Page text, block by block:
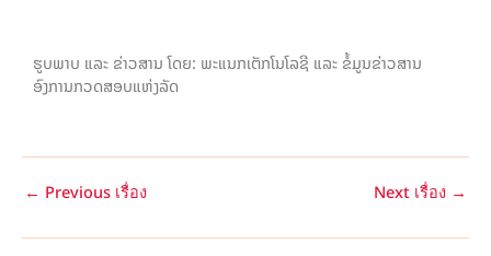
ຮູບພາບ ແລະ ຂ່າວສານ ໂດຍ: ພະແນກເຕັກໂນໂລຊີ ແລະ ຂໍ້ມູນຂ່າວສານ
ອົງການກວດສອບແຫ່ງລັດ
← Previous เรื่อง Next เรื่อง →